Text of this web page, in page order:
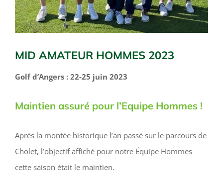
MID AMATEUR HOMMES 2023
Golf d’Angers : 22-25 juin 2023
Maintien assuré pour l’Equipe Hommes !
Après la montée historique l’an passé sur le parcours de
Cholet, l’objectif affiché pour notre Équipe Hommes
cette saison était le maintien.